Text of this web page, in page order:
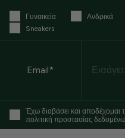
Γυναικεία Ανδρικά
Sneakers
Email*
Έχω διαβάσει και αποδέχομαι
πολιτική προστασίας